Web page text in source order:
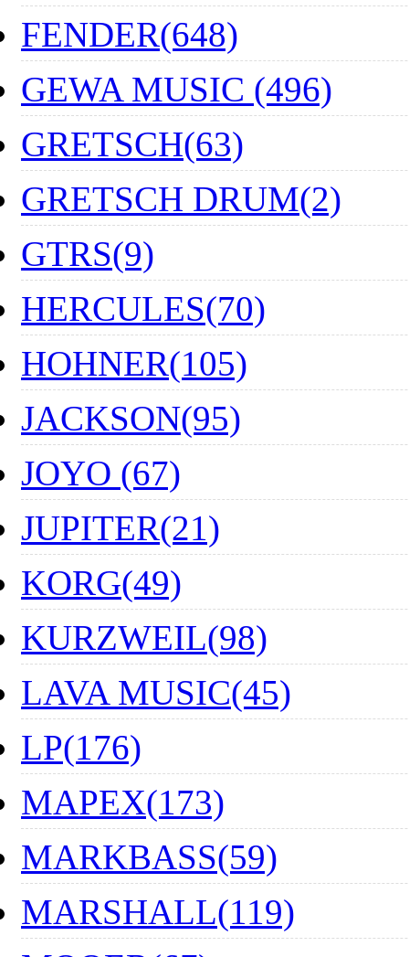
FENDER(648)
GEWA MUSIC (496)
GRETSCH(63)
GRETSCH DRUM(2)
GTRS(9)
HERCULES(70)
HOHNER(105)
JACKSON(95)
JOYO (67)
JUPITER(21)
KORG(49)
KURZWEIL(98)
LAVA MUSIC(45)
LP(176)
MAPEX(173)
MARKBASS(59)
MARSHALL(119)